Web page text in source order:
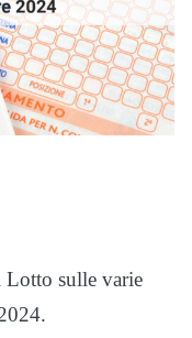
Lotto sulle varie